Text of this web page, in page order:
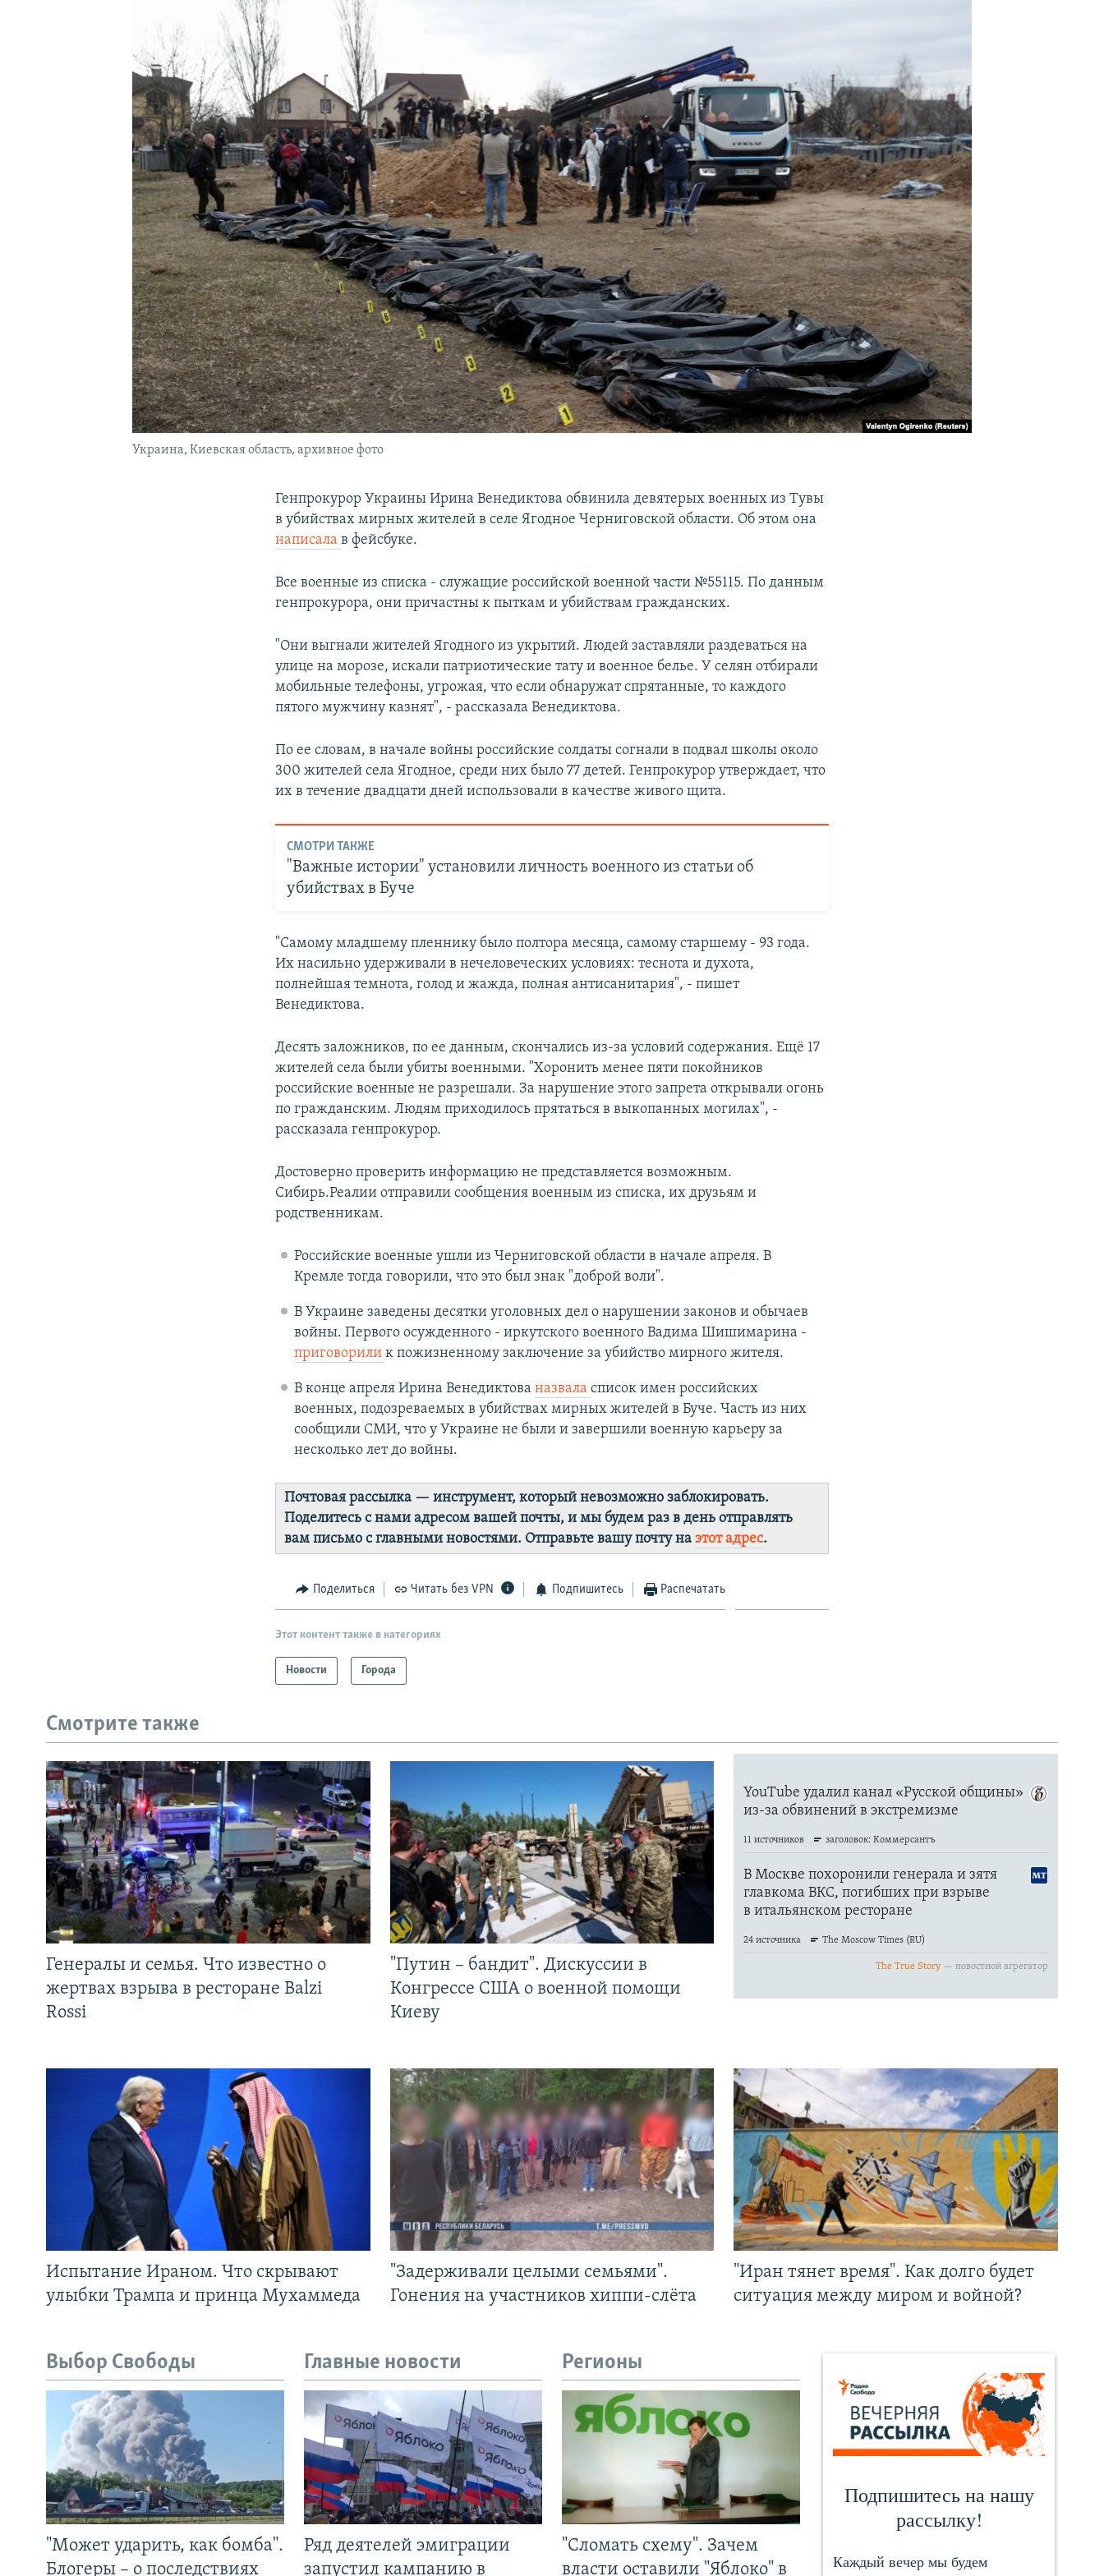
ПОДПИШИТЕСЬ НА РАССЫЛКУ
Украина, Киевская область, архивное фото
Генпрокурор Украины Ирина Венедиктова обвинила девятерых военных из Тувы
в убийствах мирных жителей в селе Ягодное Черниговской области. Об этом она
написалав фейсбуке.
Все военные из списка - служащие российской военной части №55115. По данным
генпрокурора, они причастны к пыткам и убийствам гражданских.
"Они выгнали жителей Ягодного из укрытий. Людей заставляли раздеваться на
улице на морозе, искали патриотические тату и военное белье. У селян отбирали
мобильные телефоны, угрожая, что если обнаружат спрятанные, то каждого
пятого мужчину казнят", - рассказала Венедиктова.
По ее словам, в начале войны российские солдаты согнали в подвал школы около
300 жителей села Ягодное, среди них было 77 детей. Генпрокурор утверждает, что
их в течение двадцати дней использовали в качестве живого щита.
СМОТРИ ТАКЖЕ
"Важные истории" установили личность военного из статьи об
убийствах в Буче
"Самому младшему пленнику было полтора месяца, самому старшему - 93 года.
Их насильно удерживали в нечеловеческих условиях: теснота и духота,
полнейшая темнота, голод и жажда, полная антисанитария", - пишет
Венедиктова.
Десять заложников, по ее данным, скончались из-за условий содержания. Ещё 17
жителей села были убиты военными. "Хоронить менее пяти покойников
российские военные не разрешали. За нарушение этого запрета открывали огонь
по гражданским. Людям приходилось прятаться в выкопанных могилах", -
рассказала генпрокурор.
Достоверно проверить информацию не представляется возможным.
Сибирь.Реалии отправили сообщения военным из списка, их друзьям и
родственникам.
Российские военные ушли из Черниговской области в начале апреля. В
Кремле тогда говорили, что это был знак "доброй воли".
В Украине заведены десятки уголовных дел о нарушении законов и обычаев
войны. Первого осужденного - иркутского военного Вадима Шишимарина -
приговорили к пожизненному заключение за убийство мирного жителя.
В конце апреля Ирина Венедиктова назвала список имен российских
военных, подозреваемых в убийствах мирных жителей в Буче. Часть из них
сообщили СМИ, что у Украине не были и завершили военную карьеру за
несколько лет до войны.
Почтовая рассылка — инструмент, который невозможно заблокировать.
Поделитесь с нами адресом вашей почты, и мы будем раз в день отправлять
вам письмо с главными новостями. Отправьте вашу почту наэтот адрес.
Поделиться Читать без VPN Подпишитесь Распечатать
Этот контент также в категориях
Новости Города
Смотрите также
Генералы и семья. Что известно о
жертвах взрыва в ресторане Balzi
Rossi
"Путин – бандит". Дискуссии в
Конгрессе США о военной помощи
Киеву
Испытание Ираном. Что скрывают
улыбки Трампа и принца Мухаммеда
"Задерживали целыми семьями".
Гонения на участников хиппи-слёта
"Иран тянет время". Как долго будет
ситуация между миром и войной?
Выбор Свободы
"Может ударить, как бомба".
Блогеры – о последствиях
Главные новости
Ряд деятелей эмиграции
запустил кампанию в
Регионы
"Сломать схему". Зачем
власти оставили "Яблоко" в